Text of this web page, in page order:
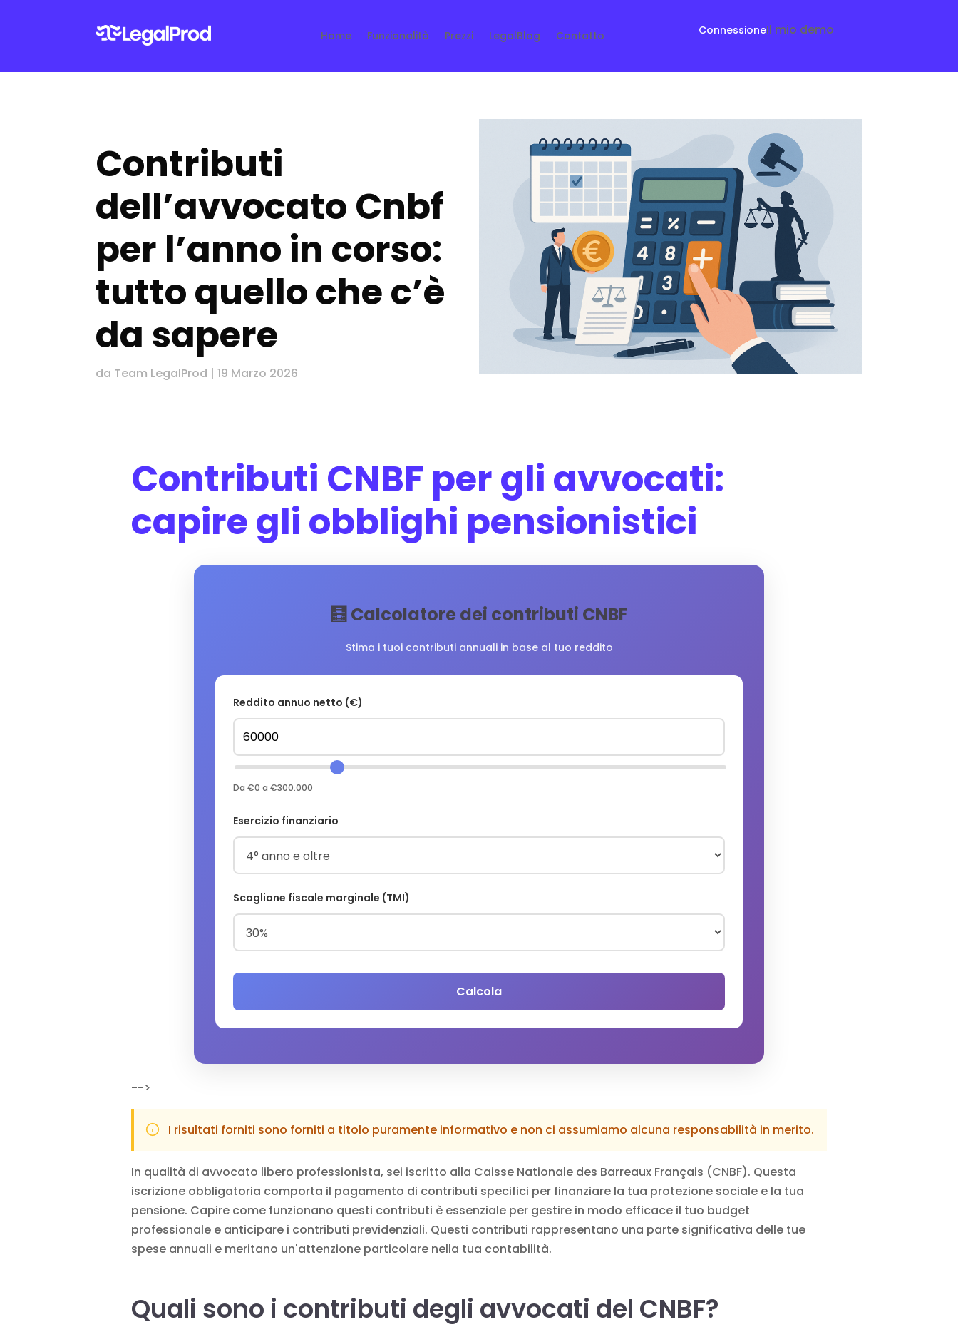
Home Funzionalità Prezzi LegalBlog Contatto ConnessioneIl mio demo
Contributi
dell’avvocato Cnbf
per l’anno in corso:
tutto quello che c’è
da sapere
da Team LegalProd |19 Marzo 2026
Contributi CNBF per gli avvocati:
capire gli obblighi pensionistici
🧮 Calcolatore dei contributi CNBF
Stima i tuoi contributi annuali in base al tuo reddito
Reddito annuo netto (€)
Da €0 a €300.000
Esercizio finanziario
Scaglione fiscale marginale (TMI)
Calcola
-->
I risultati forniti sono forniti a titolo puramente informativo e non ci assumiamo alcuna responsabilità in merito.
In qualità di avvocato libero professionista, sei iscritto alla Caisse Nationale des Barreaux Français (CNBF). Questa
iscrizione obbligatoria comporta il pagamento di contributi specifici per finanziare la tua protezione sociale e la tua
pensione. Capire come funzionano questi contributi è essenziale per gestire in modo efficace il tuo budget
professionale e anticipare i contributi previdenziali. Questi contributi rappresentano una parte significativa delle tue
spese annuali e meritano un'attenzione particolare nella tua contabilità.
Quali sono i contributi degli avvocati del CNBF?